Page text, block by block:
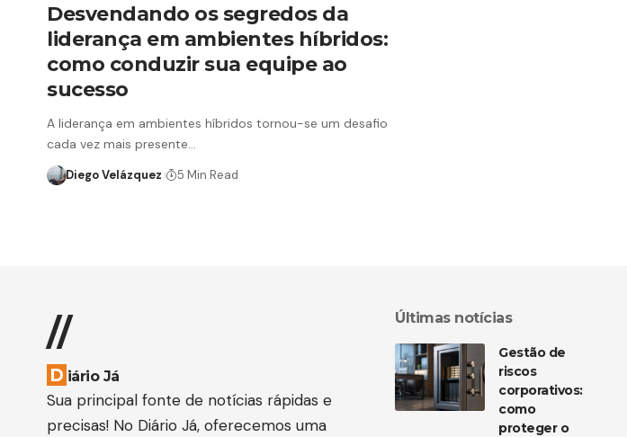
Desvendando os segredos da
liderança em ambientes híbridos:
como conduzir sua equipe ao
sucesso
A liderança em ambientes híbridos tornou-se um desafio
cada vez mais presente…
Diego Velázquez 5 Min Read
//
D iário Já
Sua principal fonte de notícias rápidas e
precisas! No Diário Já, oferecemos uma
Últimas notícias
Gestão de
riscos
corporativos:
como
proteger o